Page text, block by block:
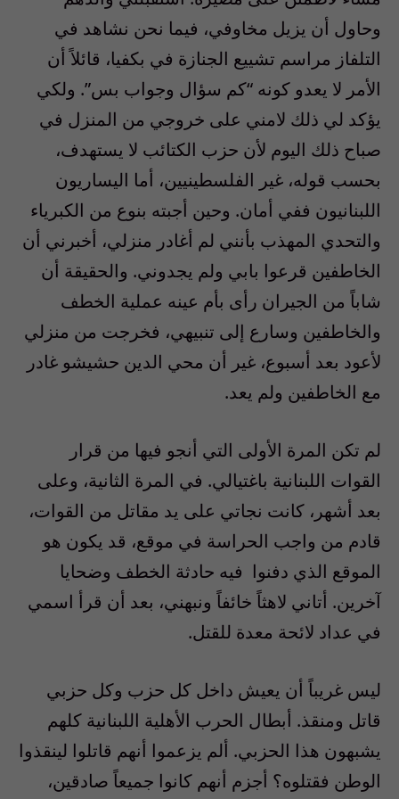
وحاول أن يزيل مخاوفي، فيما نحن نشاهد في
التلفاز مراسم تشييع الجنازة في بكفيا، قائلاً أن
الأمر لا يعدو كونه “كم سؤال وجواب بس”. ولكي
يؤكد لي ذلك لامني على خروجي من المنزل في
صباح ذلك اليوم لأن حزب الكتائب لا يستهدف،
بحسب قوله، غير الفلسطينيين، أما اليساريون
اللبنانيون ففي أمان. وحين أجبته بنوع من الكبرياء
والتحدي المهذب بأنني لم أغادر منزلي، أخبرني أن
الخاطفين قرعوا بابي ولم يجدوني. والحقيقة أن
شاباً من الجيران رأى بأم عينه عملية الخطف
والخاطفين وسارع إلى تنبيهي، فخرجت من منزلي
لأعود بعد أسبوع، غير أن محي الدين حشيشو غادر
مع الخاطفين ولم يعد.
لم تكن المرة الأولى التي أنجو فيها من قرار
القوات اللبنانية باغتيالي. في المرة الثانية، وعلى
بعد أشهر، كانت نجاتي على يد مقاتل من القوات،
قادم من واجب الحراسة في موقع، قد يكون هو
الموقع الذي دفنوا فيه حادثة الخطف وضحايا
آخرين. أتاني لاهثاً خائفاً ونبهني، بعد أن قرأ اسمي
في عداد لائحة معدة للقتل.
ليس غريباً أن يعيش داخل كل حزب وكل حزبي
قاتل ومنقذ. أبطال الحرب الأهلية اللبنانية كلهم
يشبهون هذا الحزبي. ألم يزعموا أنهم قاتلوا لينقذوا
الوطن فقتلوه؟ أجزم أنهم كانوا جميعاً صادقين،